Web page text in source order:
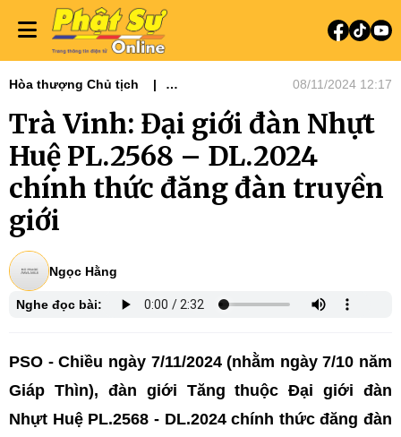
Hòa thượng Chủ tịch
08/11/2024 12:17
Trà Vinh: Đại giới đàn Nhựt
Huệ PL.2568 – DL.2024
chính thức đăng đàn truyền
giới
Ngọc Hằng
Nghe đọc bài:
PSO - Chiều ngày 7/11/2024 (nhằm ngày 7/10 năm
Giáp Thìn), đàn giới Tăng thuộc Đại giới đàn
Nhựt Huệ PL.2568 - DL.2024 chính thức đăng đàn